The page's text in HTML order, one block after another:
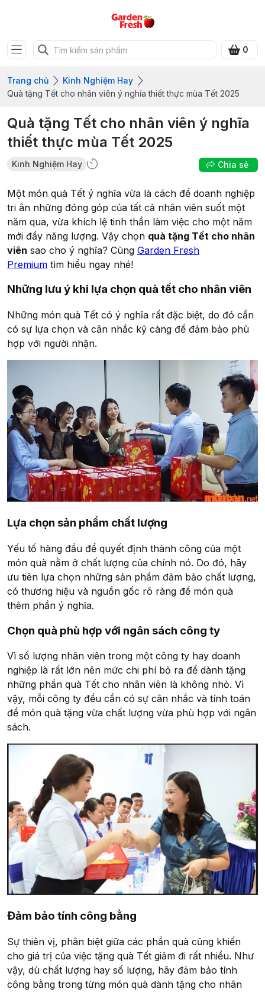
0
Trang chủ
Kinh Nghiệm Hay
Quà tặng Tết cho nhân viên ý nghĩa thiết thực mùa Tết 2025
Quà tặng Tết cho nhân viên ý nghĩa
thiết thực mùa Tết 2025
Kinh Nghiệm Hay Chia sẻ
Một món quà Tết ý nghĩa vừa là cách để doanh nghiệp
tri ân những đóng góp của tất cả nhân viên suốt một
năm qua, vừa khích lệ tinh thần làm việc cho một năm
mới đầy năng lượng. Vậy chọn quà tặng Tết cho nhân
viên sao cho ý nghĩa? Cùng Garden Fresh
Premium tìm hiểu ngay nhé!
Những lưu ý khi lựa chọn quà tết cho nhân viên
Những món quà Tết có ý nghĩa rất đặc biệt, do đó cần
có sự lựa chọn và cân nhắc kỹ càng để đảm bảo phù
hợp với người nhận.
Lựa chọn sản phẩm chất lượng
Yếu tố hàng đầu để quyết định thành công của một
món quà nằm ở chất lượng của chính nó. Do đó, hãy
ưu tiên lựa chọn những sản phẩm đảm bảo chất lượng,
có thương hiệu và nguồn gốc rõ ràng để món quà
thêm phần ý nghĩa.
Chọn quà phù hợp với ngân sách công ty
Vì số lượng nhân viên trong một công ty hay doanh
nghiệp là rất lớn nên mức chi phí bỏ ra để dành tặng
những phần quà Tết cho nhân viên là không nhỏ. Vì
vậy, mỗi công ty đều cần có sự cân nhắc và tính toán
để món quà tặng vừa chất lượng vừa phù hợp với ngân
sách.
Đảm bảo tính công bằng
Sự thiên vị, phân biệt giữa các phần quà cũng khiến
cho giá trị của việc tặng quà Tết giảm đi rất nhiều. Như
vậy, dù chất lượng hay số lượng, hãy đảm bảo tính
công bằng trong từng món quà dành tặng cho nhân